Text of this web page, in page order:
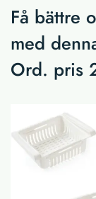
Få bättre
med
Ord. pris